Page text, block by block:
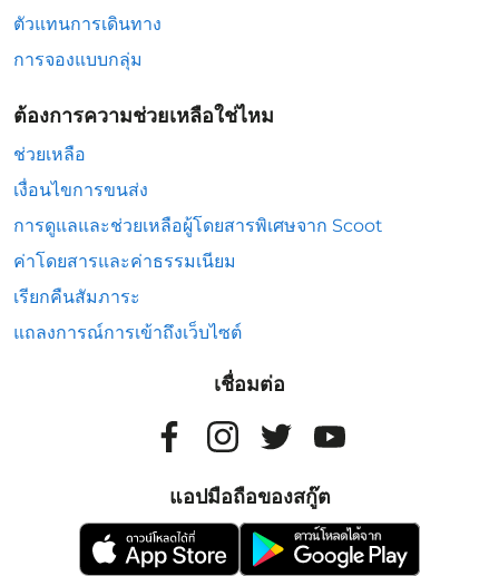
ตัวแทนการเดินทาง
การจองแบบกลุ่ม
ต้องการความช่วยเหลือใช่ไหม
ช่วยเหลือ
เงื่อนไขการขนส่ง
การดูแลและช่วยเหลือผู้โดยสารพิเศษจาก Scoot
ค่าโดยสารและค่าธรรมเนียม
เรียกคืนสัมภาระ
แถลงการณ์การเข้าถึงเว็บไซต์
เชื่อมต่อ
แอปมือถือของสกู๊ต